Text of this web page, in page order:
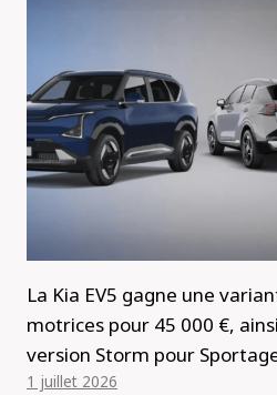
La Kia EV5 gagne une
motrices pour 45 000 €,
version Storm pour
1 juillet 2026